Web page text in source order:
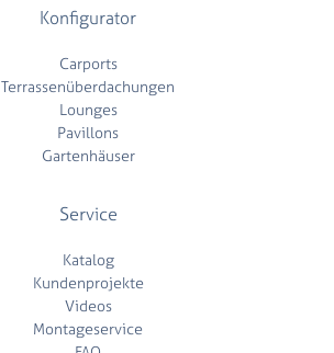
Konfigurator
Carports
Terrassenüberdachungen
Lounges
Pavillons
Gartenhäuser
Service
Katalog
Kundenprojekte
Videos
Montageservice